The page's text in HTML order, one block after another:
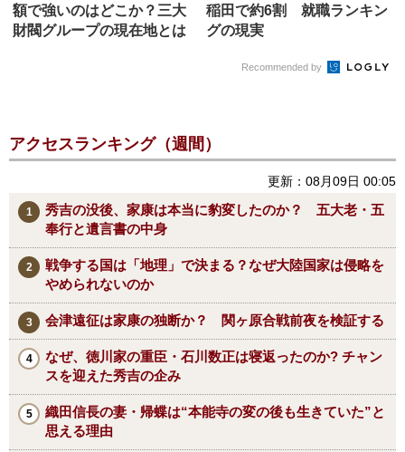
額で強いのはどこか？三大
財閥グループの現在地とは
稲田で約6割 就職ランキン
グの現実
Recommended by
アクセスランキング（週間）
更新：08月09日 00:05
秀吉の没後、家康は本当に豹変したのか？ 五大老・五
奉行と遺言書の中身
戦争する国は「地理」で決まる？なぜ大陸国家は侵略を
やめられないのか
会津遠征は家康の独断か？ 関ヶ原合戦前夜を検証する
なぜ、徳川家の重臣・石川数正は寝返ったのか? チャン
スを迎えた秀吉の企み
織田信長の妻・帰蝶は“本能寺の変の後も生きていた”と
思える理由